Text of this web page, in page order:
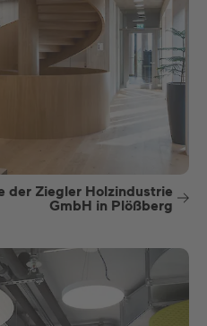
der Ziegler Holzindustrie
GmbH in Plößberg